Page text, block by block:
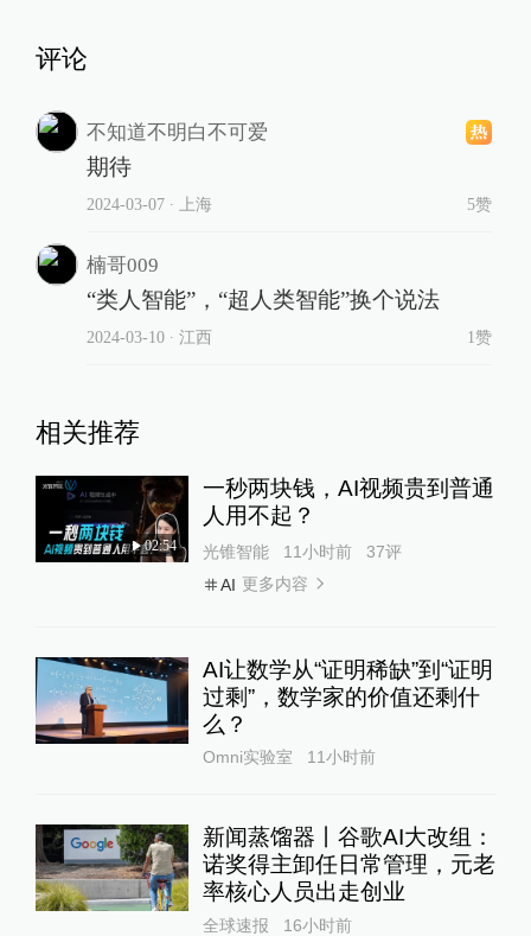
评论
不知道不明白不可爱
期待
2024-03-07∙ 上海 5赞
楠哥009
“类人智能”，“超人类智能”换个说法
2024-03-10∙ 江西 1赞
相关推荐
02:54
一秒两块钱，AI视频贵到普通
人用不起？
光锥智能 11小时前 37评
AI 更多内容
AI让数学从“证明稀缺”到“证明
过剩”，数学家的价值还剩什
么？
Omni实验室 11小时前
新闻蒸馏器丨谷歌AI大改组：
诺奖得主卸任日常管理，元老
率核心人员出走创业
全球速报 16小时前